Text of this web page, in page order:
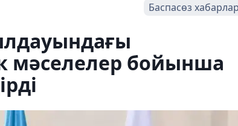
Баспасөз
мәселелер бойынша